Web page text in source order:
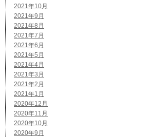
2021年10月
2021年9月
2021年8月
2021年7月
2021年6月
2021年5月
2021年4月
2021年3月
2021年2月
2021年1月
2020年12月
2020年11月
2020年10月
2020年9月